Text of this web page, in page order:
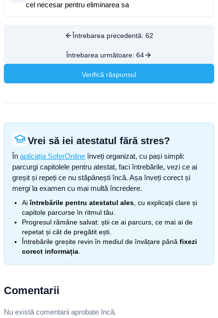
cel necesar pentru eliminarea sa
Întrebarea precedentă: 62
Întrebarea următoare: 64
Verifică răspunsul
Vrei să iei atestatul fără stres?
În aplicația SoferOnline înveți organizat, cu pași simpli:
parcurgi capitolele pentru atestat, faci întrebările, vezi ce ai
greșit și repeți ce nu stăpânești încă. Așa înveți corect și
mergi la examen cu mai multă încredere.
Aiîntrebările pentru atestatul ales , cu explicații clare și
capitole parcurse în ritmul tău.
Progresul rămâne salvat: știi ce ai parcurs, ce mai ai de
repetat și cât de pregătit ești.
Întrebările greșite revin în mediul de învățare până fixezi
corect informația
Comentarii
Nu există comentarii aprobate încă.